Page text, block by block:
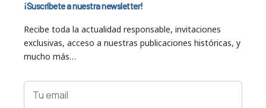
¡Suscríbete a nuestra newsletter!
Recibe toda la actualidad responsable, invitaciones
exclusivas, acceso a nuestras publicaciones históricas, y
mucho más…